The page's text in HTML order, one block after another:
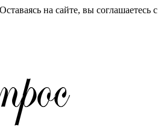
на сайте, вы соглашаетесь с